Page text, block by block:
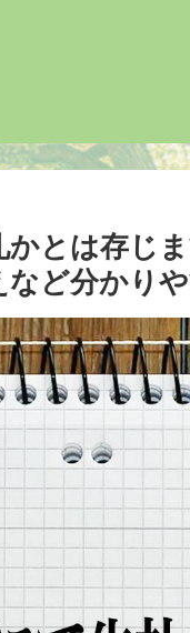
かとは存じ
ど分かり